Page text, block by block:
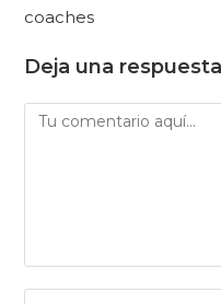
coaches
Deja una respuesta